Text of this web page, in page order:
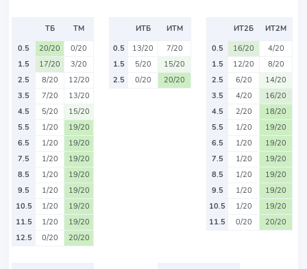
ТБ
ТМ
0.5
20/20
0/20
1.5
17/20
3/20
2.5
8/20
12/20
3.5
7/20
13/20
4.5
5/20
15/20
5.5
1/20
19/20
6.5
1/20
19/20
7.5
1/20
19/20
8.5
1/20
19/20
9.5
1/20
19/20
10.5
1/20
19/20
11.5
1/20
19/20
12.5
0/20 20/20
ИТБ
ИТМ
0.5
13/20
7/20
1.5
5/20
15/20
2.5
0/20 20/20
ИТ2Б
ИТ2М
0.5
16/20
4/20
1.5
12/20
8/20
2.5
6/20
14/20
3.5
4/20
16/20
4.5
2/20
18/20
5.5
1/20
19/20
6.5
1/20
19/20
7.5
1/20
19/20
8.5
1/20
19/20
9.5
1/20
19/20
10.5
1/20
19/20
11.5
0/20 20/20